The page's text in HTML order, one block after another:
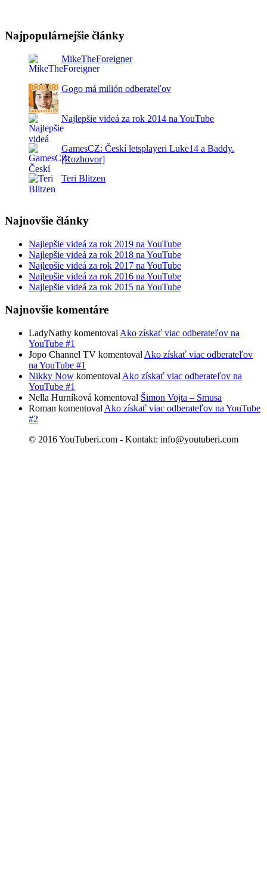
Najpopulárnejšie články
MikeTheForeigner
Gogo má milión odberateľov
Najlepšie videá za rok 2014 na YouTube
GamesCZ: Českí letsplayeri Luke14 a Baddy.
[Rozhovor]
Teri Blitzen
Najnovšie články
Najlepšie videá za rok 2019 na YouTube
Najlepšie videá za rok 2018 na YouTube
Najlepšie videá za rok 2017 na YouTube
Najlepšie videá za rok 2016 na YouTube
Najlepšie videá za rok 2015 na YouTube
Najnovšie komentáre
LadyNathy komentoval Ako získať viac odberateľov na
YouTube #1
Jopo Channel TV komentoval Ako získať viac odberateľov
na YouTube #1
Nikky Now komentoval Ako získať viac odberateľov na
YouTube #1
Nella Hurníková komentoval Šimon Vojta – Smusa
Roman komentoval Ako získať viac odberateľov na YouTube
#2
© 2016 YouTuberi.com - Kontakt: info@youtuberi.com